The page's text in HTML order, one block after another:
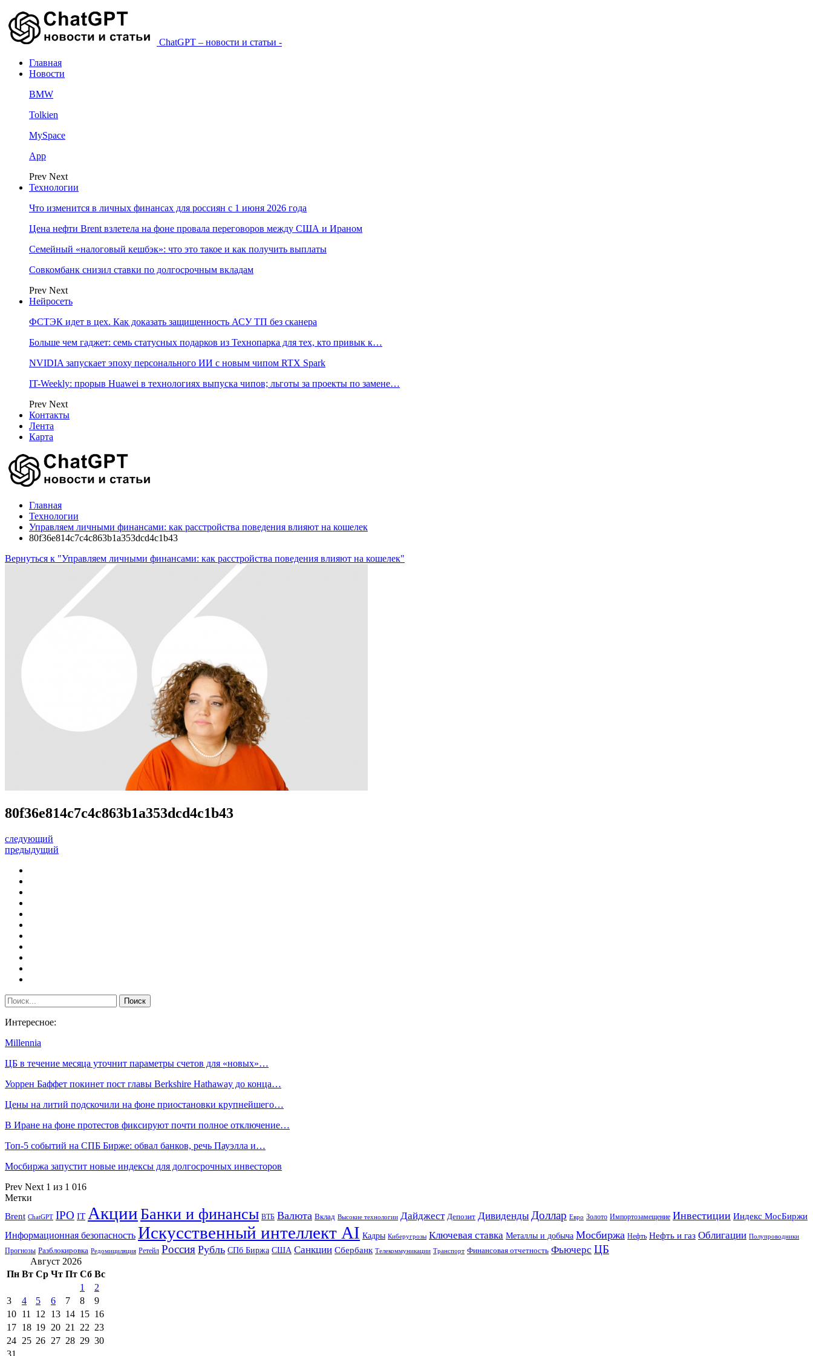
ChatGPT – новости и статьи -
Главная
Новости
BMW
Tolkien
MySpace
App
Prev Next
Технологии
Что изменится в личных финансах для россиян с 1 июня 2026 года
Цена нефти Brent взлетела на фоне провала переговоров между США и Ираном
Семейный «налоговый кешбэк»: что это такое и как получить выплаты
Совкомбанк снизил ставки по долгосрочным вкладам
Prev Next
Нейросеть
ФСТЭК идет в цех. Как доказать защищенность АСУ ТП без сканера
Больше чем гаджет: семь статусных подарков из Технопарка для тех, кто привык к…
NVIDIA запускает эпоху персонального ИИ с новым чипом RTX Spark
IT-Weekly: прорыв Huawei в технологиях выпуска чипов; льготы за проекты по замене…
Prev Next
Контакты
Лента
Карта
Главная
Технологии
Управляем личными финансами: как расстройства поведения влияют на кошелек
80f36e814c7c4c863b1a353dcd4c1b43
Вернуться к "Управляем личными финансами: как расстройства поведения влияют на кошелек"
80f36e814c7c4c863b1a353dcd4c1b43
следующий
предыдущий
Интересное:
Millennia
ЦБ в течение месяца уточнит параметры счетов для «новых»…
Уоррен Баффет покинет пост главы Berkshire Hathaway до конца…
Цены на литий подскочили на фоне приостановки крупнейшего…
В Иране на фоне протестов фиксируют почти полное отключение…
Топ-5 событий на СПБ Бирже: обвал банков, речь Пауэлла и…
Мосбиржа запустит новые индексы для долгосрочных инвесторов
Prev Next 1 из 1 016
Метки
Brent ChatGPT IPO IT АкцииБанки и финансы ВТБ Валюта Вклад Высокие технологии Дайджест Депозит Дивиденды Доллар Евро Золото Импортозамещение Инвестиции Индекс МосБиржи
Информационная безопасность Искусственный интеллект AI Кадры Киберугрозы Ключевая ставка Металлы и добыча Мосбиржа Нефть Нефть и газ Облигации Полупроводники
Прогнозы Разблокировка Редомициляция Ретейл Россия Рубль СПб Биржа США Санкции Сбербанк Телекоммуникации Транспорт Финансовая отчетность Фьючерс ЦБ
Август 2026
Пн Вт Ср Чт Пт Сб Вс
1
2
3
4 5 6 7 8
9
10 11 12 13 14 15 16
17 18 19 20 21 22 23
24 25 26 27 28 29 30
31